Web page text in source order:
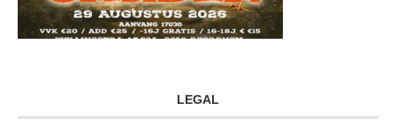
LEGAL